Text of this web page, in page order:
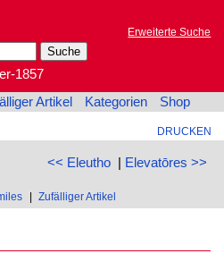
Erweiterte Suche
1857
Artikel Kategorien Shop
DRUCKEN
<< Eleutho| Elevatōres >>
Zufälliger Artikel